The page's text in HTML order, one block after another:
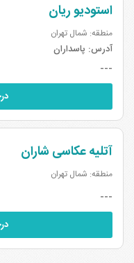
استودیو ریان
منطقه: شمال تهران
آدرس: پاسداران
---
آتلیه عکاسی شاران
منطقه: شمال تهران
---